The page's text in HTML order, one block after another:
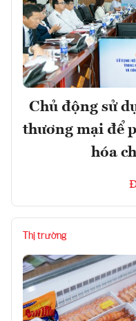
Chủ động sử
thương mại để
hóa
Thị trường